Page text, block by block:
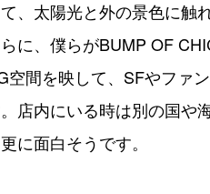
、太陽光と外の景色に触
に、僕らがBUMP OF
空間を映して、SFやファ
店内にいる時は別の国や
に面白そうです。